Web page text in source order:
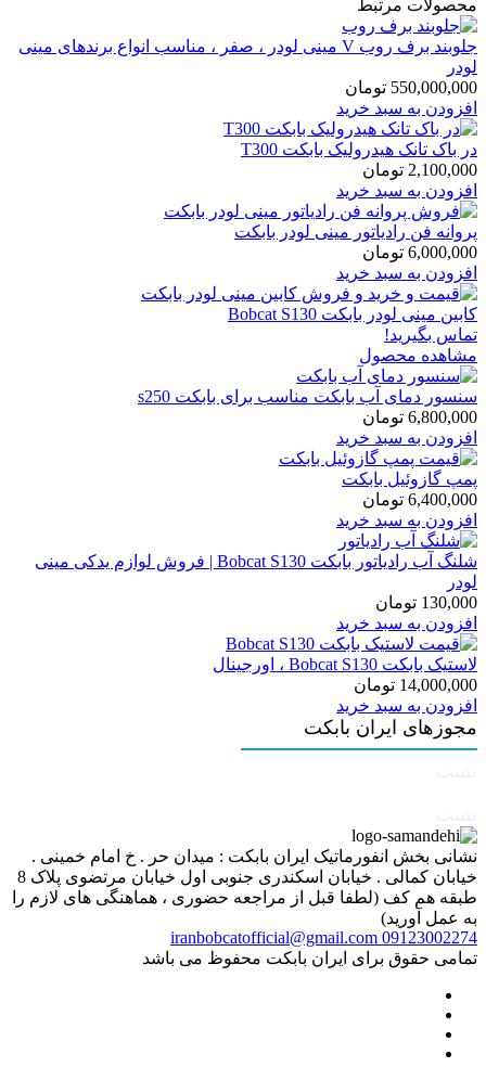
محصولات مرتبط
جلوبند برف روب V مینی لودر ، صفر ، مناسب انواع برندهای مینی
لودر
550,000,000 تومان
افزودن به سبد خرید
در باک تانک هیدرولیک بابکت T300
2,100,000 تومان
افزودن به سبد خرید
پروانه فن رادیاتور مینی لودر بابکت
6,000,000 تومان
افزودن به سبد خرید
کابین مینی لودر بابکت Bobcat S130
تماس بگیرید!
مشاهده محصول
سنسور دمای آب بابکت مناسب برای بابکت s250
6,800,000 تومان
افزودن به سبد خرید
پمپ گازوئیل بابکت
6,400,000 تومان
افزودن به سبد خرید
شلنگ آب رادیاتور بابکت Bobcat S130 | فروش لوازم یدکی مینی
لودر
130,000 تومان
افزودن به سبد خرید
لاستیک بابکت Bobcat S130 ، اورجینال
14,000,000 تومان
افزودن به سبد خرید
مجوزهای ایران بابکت
نشانی بخش انفورماتیک ایران بابکت : میدان حر . خ امام خمینی .
خیابان کمالی . خیابان اسکندری جنوبی اول خیابان مرتضوی پلاک 8
طبقه هم کف (لطفا قبل از مراجعه حضوری ، هماهنگی های لازم را
به عمل آورید)
09123002274
iranbobcatofficial@gmail.com
تمامی حقوق برای ایران بابکت محفوظ می باشد